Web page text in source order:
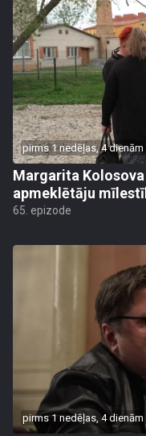
pirms 1 nedēļas, 4 dienām
Margarita
apmeklētāju
65. epizode
pirms 1 nedēļas, 4 dienām